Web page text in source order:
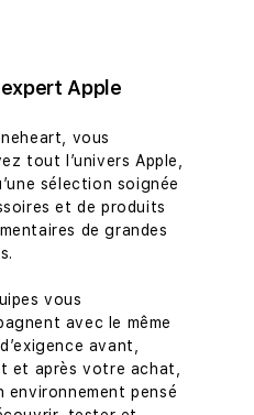
Apple
vous
tout l’univers Apple,
sélection soignée
et de produits
de grandes
vous
avec le même
avant,
et après votre achat,
environnement pensé